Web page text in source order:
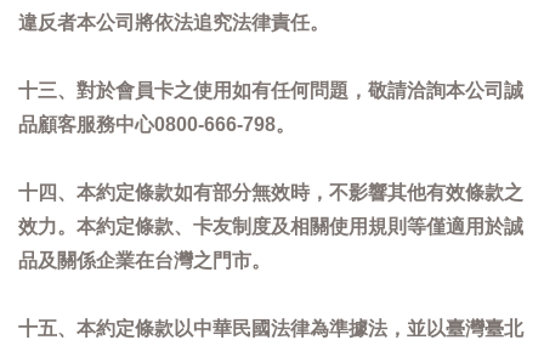
違反者本公司將依法追究法律責任。
十三、對於會員卡之使用如有任何問題，敬請洽詢本公司誠
品顧客服務中心0800-666-798。
十四、本約定條款如有部分無效時，不影響其他有效條款之
效力。本約定條款、卡友制度及相關使用規則等僅適用於誠
品及關係企業在台灣之門市。
十五、本約定條款以中華民國法律為準據法，並以臺灣臺北